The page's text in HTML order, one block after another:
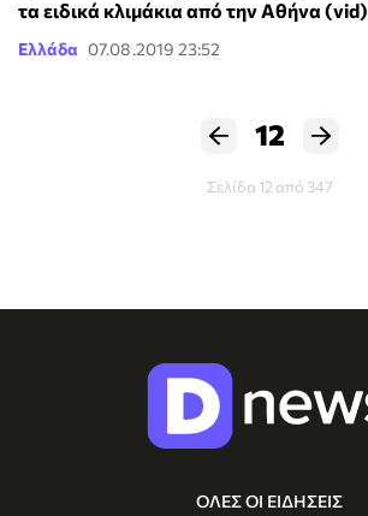
τα ειδικά κλιμάκια από την Αθήνα (vid)
Ελλάδα 07.08.2019 23:52
12
Σελίδα 12 από 347
ΟΛΕΣ ΟΙ ΕΙΔΗΣΕΙΣ